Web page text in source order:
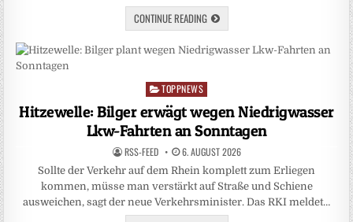
CONTINUE READING
Posted
TOPPNEWS
Hitzewelle: Bilger erwägt wegen Niedrigwasser
Lkw-Fahrten an Sonntagen
RSS-FEED 6. AUGUST 2026
Sollte der Verkehr auf dem Rhein komplett zum Erliegen
kommen, müsse man verstärkt auf Straße und Schiene
ausweichen, sagt der neue Verkehrsminister. Das RKI meldet…